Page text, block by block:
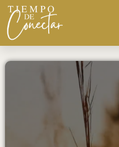
contenido